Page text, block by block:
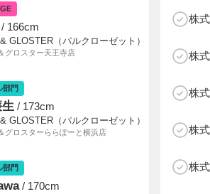
株
株
株
株
株
/ 166cm
GLOSTER（パルクローゼット）
グロスター天王寺店
部門
/ 173cm
GLOSTER（パルクローゼット）
グロスターららぽーと横浜店
部門
/ 170cm